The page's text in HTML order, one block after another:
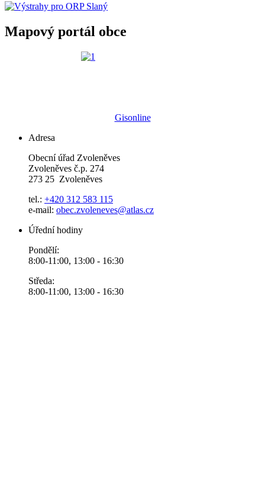
Mapový portál obce
Gisonline
Adresa
Obecní úřad Zvoleněves
Zvoleněves č.p. 274
273 25 Zvoleněves
tel.: +420 312 583 115
e-mail: obec.zvoleneves@atlas.cz
Úřední hodiny
Pondělí:
8:00-11:00, 13:00 - 16:30
Středa:
8:00-11:00, 13:00 - 16:30